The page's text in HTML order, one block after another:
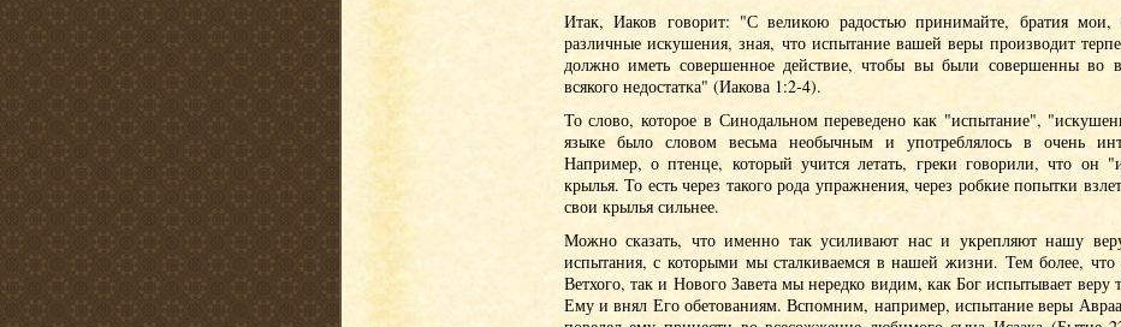
Итак, Иаков говорит: "С великою радостью принимайте, братия мои,
различные искушения, зная, что испытание вашей веры производит
должно иметь совершенное действие, чтобы вы были совершенны во
всякого недостатка" (Иакова 1:2-4).
То слово, которое в Синодальном переведено как "испытание",
языке было словом весьма необычным и употреблялось в очень
Например, о птенце, который учится летать, греки говорили, что он
крылья. То есть через такого рода упражнения, через робкие попытки
свои крылья сильнее.
Можно сказать, что именно так усиливают нас и укрепляют нашу
испытания, с которыми мы сталкиваемся в нашей жизни. Тем более, что
Ветхого, так и Нового Завета мы нередко видим, как Бог испытывает веру
Ему и внял Его обетованиям. Вспомним, например, испытание веры